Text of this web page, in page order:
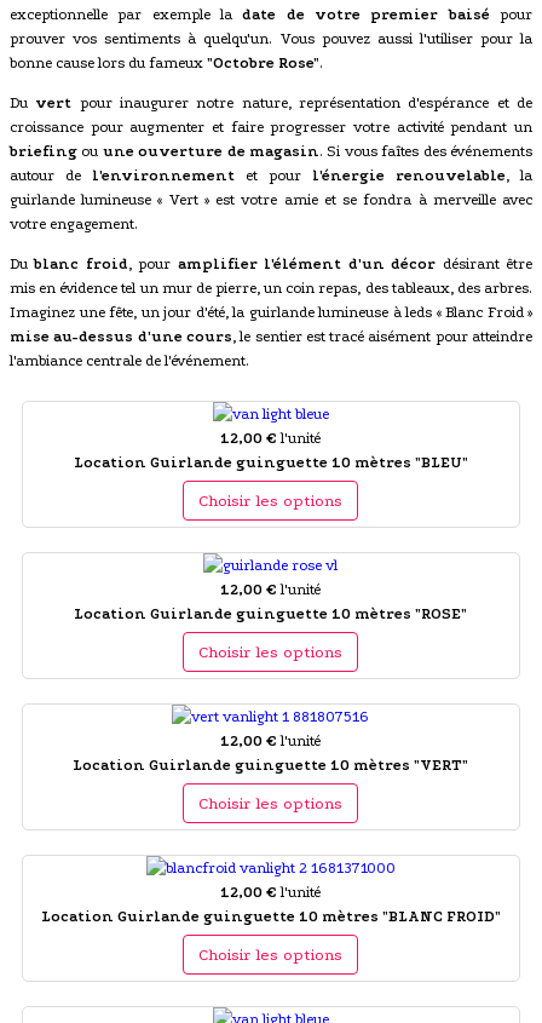
exceptionnelle par exemple ladate de votre premier baisépour
prouver vos sentiments à quelqu'un. Vous pouvez aussi l'utiliser pour la
bonne cause lors du fameux "Octobre Rose".
Du vert pour inaugurer notre nature, représentation d'espérance et de
croissance pour augmenter et faire progresser votre activité pendant un
briefing ou une ouverture de magasin. Si vous faîtes des événements
autour de l'environnement et pour l'énergie renouvelable, la
guirlande lumineuse « Vert » est votre amie et se fondra à merveille avec
votre engagement.
Dublanc froid, pour amplifier l'élément d'un décor désirant être
mis en évidence tel un mur de pierre, un coin repas, des tableaux, des arbres.
Imaginez une fête, un jour d'été, la guirlande lumineuse à leds « Blanc Froid »
mise au-dessus d'une cours, le sentier est tracé aisément pour atteindre
l'ambiance centrale de l'événement.
12,00 € l'unité
Location Guirlande guinguette 10 mètres "BLEU"
Choisir les options
12,00 € l'unité
Location Guirlande guinguette 10 mètres "ROSE"
Choisir les options
12,00 € l'unité
Location Guirlande guinguette 10 mètres "VERT"
Choisir les options
12,00 € l'unité
Location Guirlande guinguette 10 mètres "BLANC FROID"
Choisir les options